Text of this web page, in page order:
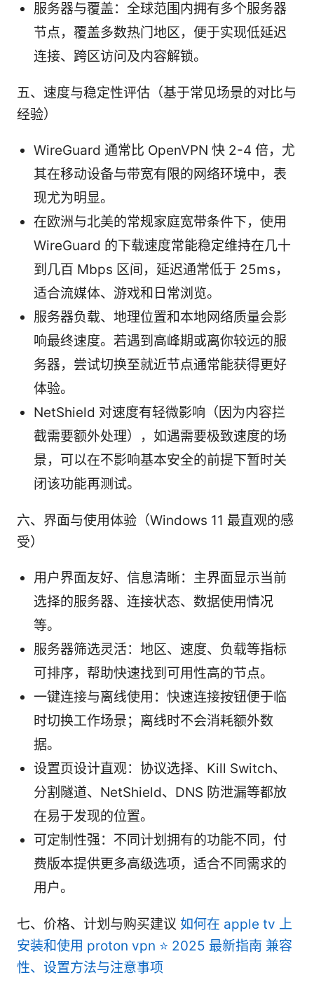
服务器与覆盖：全球范围内拥有多个服务器
节点，覆盖多数热门地区，便于实现低延迟
连接、跨区访问及内容解锁。
五、速度与稳定性评估（基于常见场景的对比与
经验）
WireGuard 通常比 OpenVPN 快 2-4 倍，尤
其在移动设备与带宽有限的网络环境中，表
现尤为明显。
在欧洲与北美的常规家庭宽带条件下，使用
WireGuard 的下载速度常能稳定维持在几十
到几百 Mbps 区间，延迟通常低于 25ms，
适合流媒体、游戏和日常浏览。
服务器负载、地理位置和本地网络质量会影
响最终速度。若遇到高峰期或离你较远的服
务器，尝试切换至就近节点通常能获得更好
体验。
NetShield 对速度有轻微影响（因为内容拦
截需要额外处理），如遇需要极致速度的场
景，可以在不影响基本安全的前提下暂时关
闭该功能再测试。
六、界面与使用体验（Windows 11 最直观的感
受）
用户界面友好、信息清晰：主界面显示当前
选择的服务器、连接状态、数据使用情况
等。
服务器筛选灵活：地区、速度、负载等指标
可排序，帮助快速找到可用性高的节点。
一键连接与离线使用：快速连接按钮便于临
时切换工作场景；离线时不会消耗额外数
据。
设置页设计直观：协议选择、Kill Switch、
分割隧道、NetShield、DNS 防泄漏等都放
在易于发现的位置。
可定制性强：不同计划拥有的功能不同，付
费版本提供更多高级选项，适合不同需求的
用户。
七、价格、计划与购买建议 如何在 apple tv 上
安装和使用 proton vpn ⭐ 2025 最新指南 兼容
性、设置方法与注意事项